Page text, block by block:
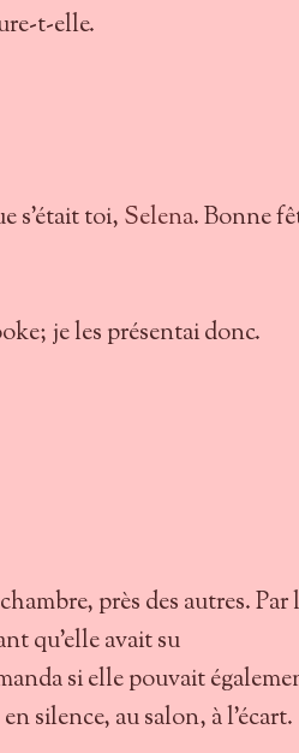
t-elle.
s’était toi, Selena. Bonne
je les présentai donc.
près des autres. Par
qu’elle avait su
si elle pouvait
silence, au salon, à l’écart.